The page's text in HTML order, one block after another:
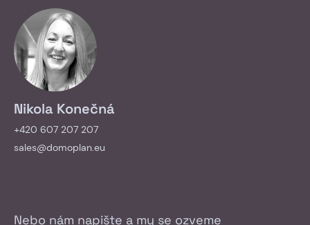
Nikola Konečná
+420 607 207 207
sales@domoplan.eu
Nebo nám napište a my se ozveme